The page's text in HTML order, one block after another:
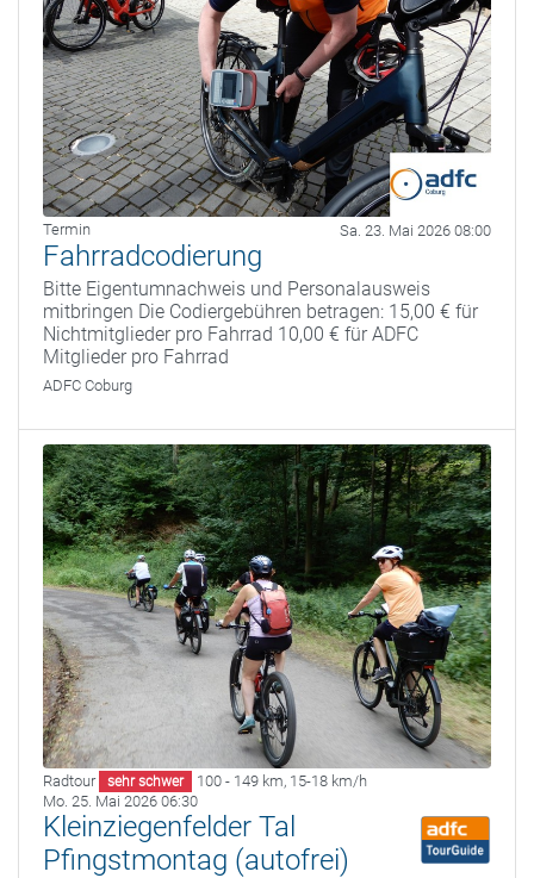
Termin Sa. 23. Mai 2026 08:00
Fahrradcodierung
Bitte Eigentumnachweis und Personalausweis
mitbringen Die Codiergebühren betragen: 15,00 € für
Nichtmitglieder pro Fahrrad 10,00 € für ADFC
Mitglieder pro Fahrrad
ADFC Coburg
Radtour sehr schwer 100 - 149 km, 15-18 km/h
Mo. 25. Mai 2026 06:30
Kleinziegenfelder Tal
Pfingstmontag (autofrei)